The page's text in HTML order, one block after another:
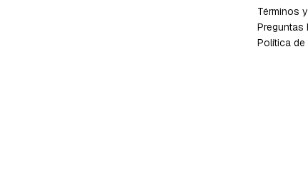
Términos
Preguntas
Política de